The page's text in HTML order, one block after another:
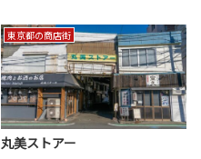
東京都の商店街
丸美ストアー